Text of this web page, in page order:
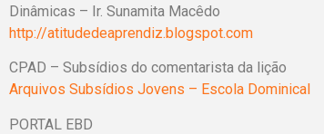
Dinâmicas – Ir. Sunamita Macêdo
http://atitudedeaprendiz.blogspot.com
CPAD – Subsídios do comentarista da lição
Arquivos Subsídios Jovens – Escola Dominical
PORTAL EBD